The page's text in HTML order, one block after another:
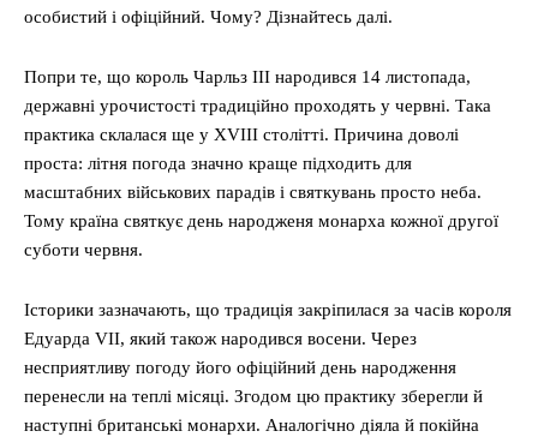
особистий і офіційний. Чому? Дізнайтесь далі.
Попри те, що король Чарльз III народився 14 листопада,
державні урочистості традиційно проходять у червні. Така
практика склалася ще у XVIII столітті. Причина доволі
проста: літня погода значно краще підходить для
масштабних військових парадів і святкувань просто неба.
Тому країна святкує день народженя монарха кожної другої
суботи червня.
Історики зазначають, що традиція закріпилася за часів короля
Едуарда VII, який також народився восени. Через
несприятливу погоду його офіційний день народження
перенесли на теплі місяці. Згодом цю практику зберегли й
наступні британські монархи. Аналогічно діяла й покійна